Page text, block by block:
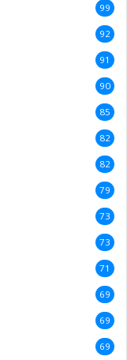
99
92
91
90
85
82
82
79
73
73
71
69
69
69